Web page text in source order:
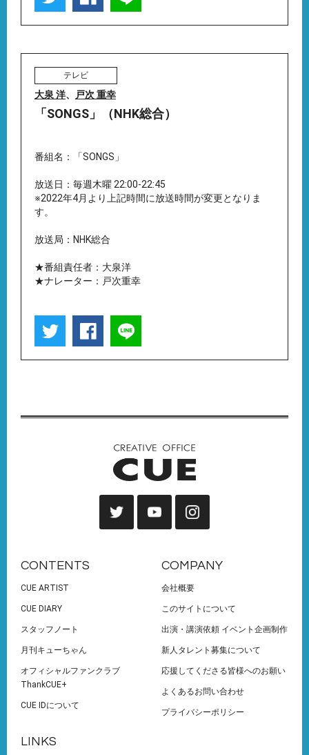
テレビ
大泉 洋、 戸次 重幸
「SONGS」（NHK総合）
番組名：「SONGS」
放送日：毎週木曜 22:00-22:45
※2022年4月より上記時間に放送時間が変更となりま
す。
放送局：NHK総合
★番組責任者：大泉洋
★ナレーター：戸次重幸
CONTENTS
CUE ARTIST
CUE DIARY
スタッフノート
月刊キューちゃん
オフィシャルファンクラブ
ThankCUE+
CUE IDについて
COMPANY
会社概要
このサイトについて
出演・講演依頼 イベント企画制作
新人タレント募集について
応援してくださる皆様へのお願い
よくあるお問い合わせ
プライバシーポリシー
LINKS